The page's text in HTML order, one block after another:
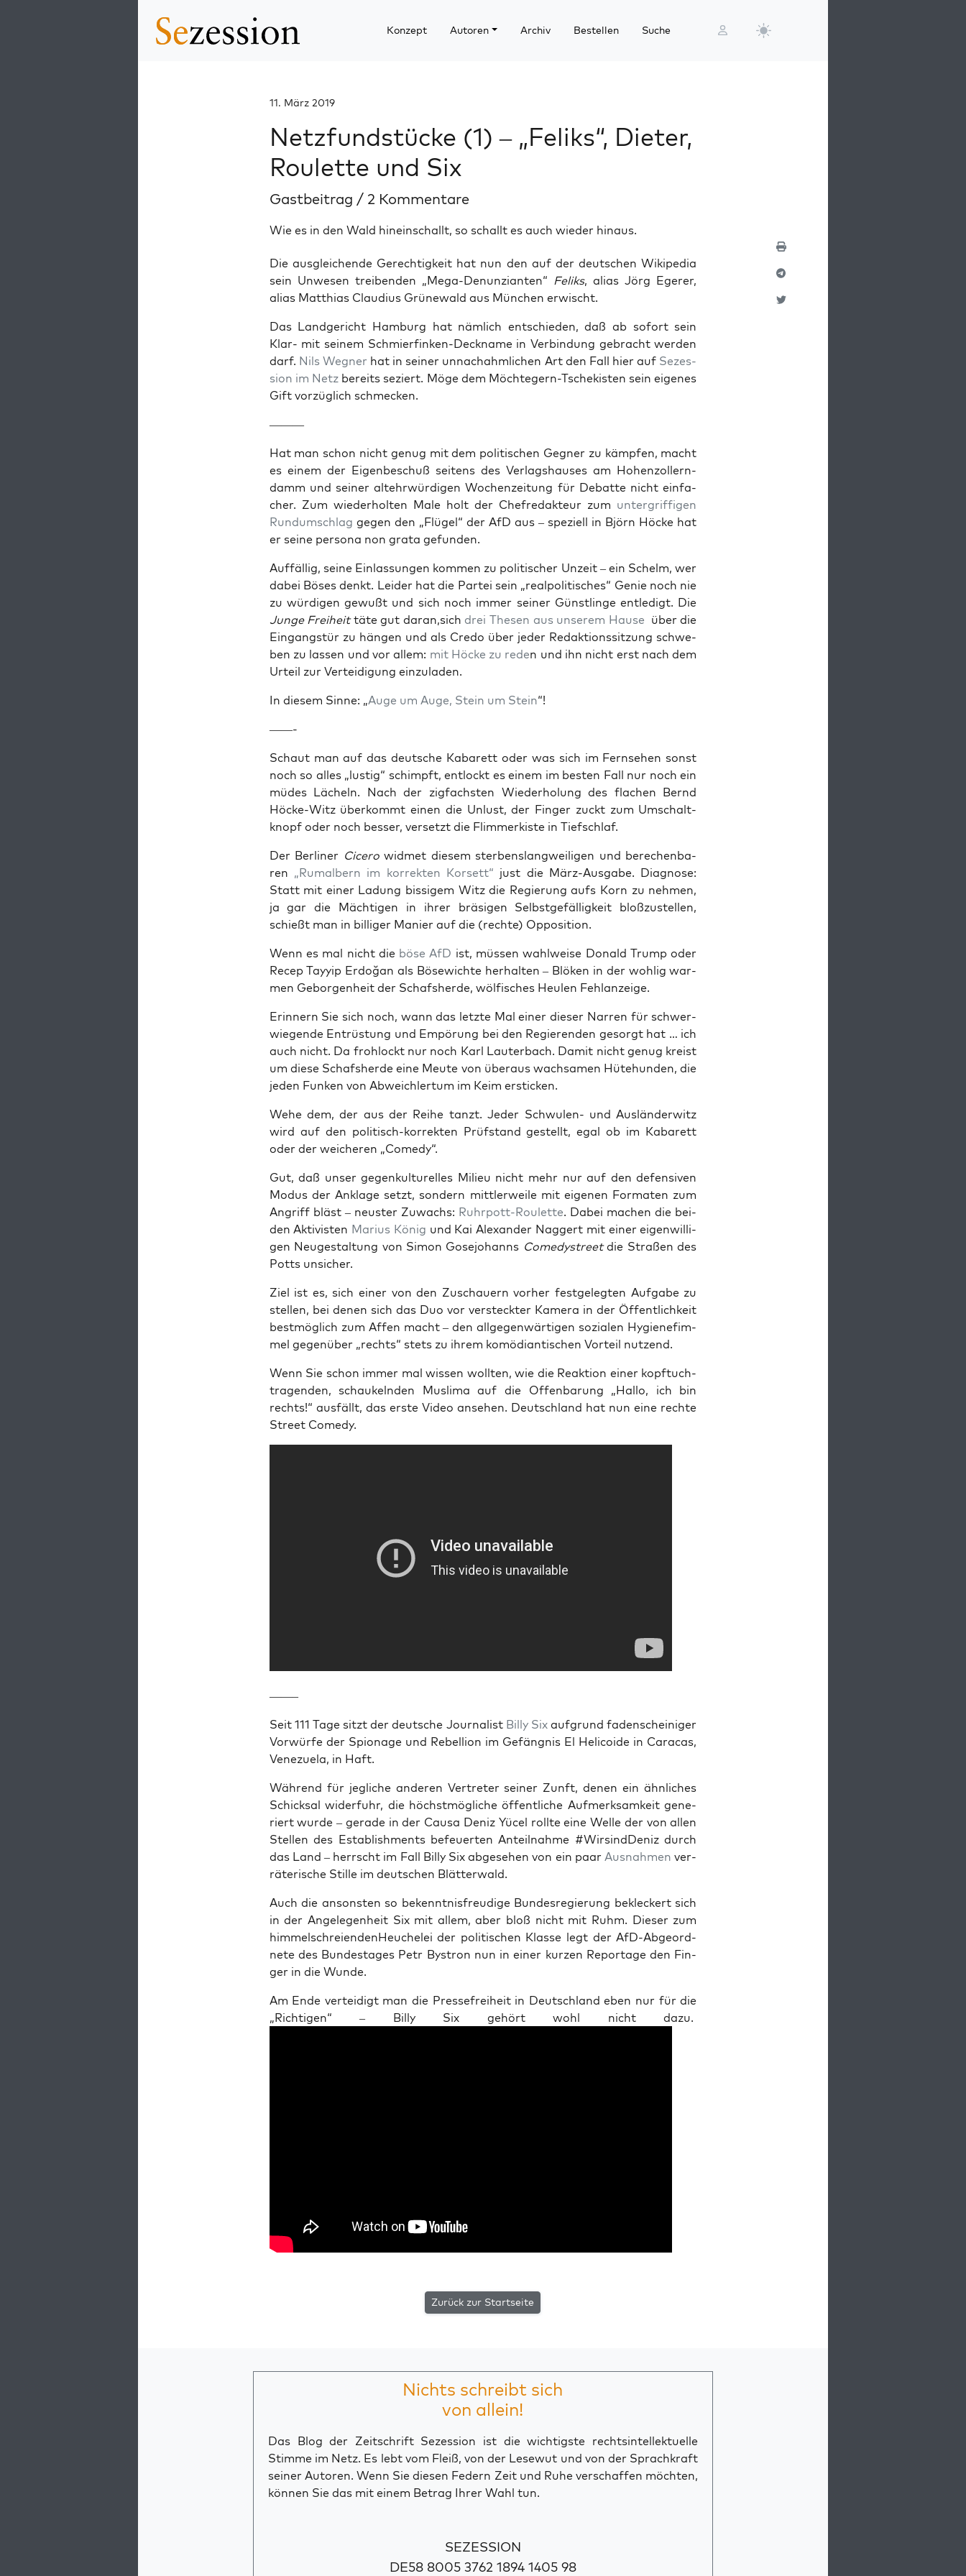
Konzept Autoren Archiv Bestellen Suche
11. März 2019
Netzfundstücke (1) – „Feliks“, Dieter,
Roulette und Six
Gastbeitrag / 2 Kommentare
Wie es in den Wald hineinschallt, so schallt es auch wieder hinaus.
Die aus­glei­chen­de Gerech­tig­keit hat nun den auf der deut­schen Wiki­pe­dia
sein Unwe­sen trei­ben­den „Mega-Denun­zi­an­ten“ Feliks, ali­as Jörg Ege­rer,
ali­as Mat­thi­as Clau­di­us Grü­ne­wald aus Mün­chen erwischt.
Das Land­ge­richt Ham­burg hat näm­lich ent­schie­den, daß ab sofort sein
Klar- mit sei­nem Schmier­fin­ken-Deck­na­me in Ver­bin­dung gebracht wer­den
darf. Nils Weg­ner hat in sei­ner unnach­ahm­li­chen Art den Fall hier auf Sezes­
si­on im Netz bereits seziert. Möge dem Möch­te­gern-Tsche­kis­ten sein eige­nes
Gift vor­züg­lich schmecken.
———
Hat man schon nicht genug mit dem poli­ti­schen Geg­ner zu kämp­fen, macht
es einem der Eigen­be­schuß sei­tens des Ver­lags­hau­ses am Hohen­zol­lern­
damm und sei­ner alt­ehr­wür­di­gen Wochen­zei­tung für Debat­te nicht ein­fa­
cher. Zum wie­der­hol­ten Male holt der Chef­re­dak­teur zum unter­grif­fi­gen
Rund­um­schlag gegen den „Flü­gel“ der AfD aus – spe­zi­ell in Björn Höcke hat
er sei­ne per­so­na non gra­ta gefunden.
Auf­fäl­lig, sei­ne Ein­las­sun­gen kom­men zu poli­ti­scher Unzeit – ein Schelm, wer
dabei Böses denkt. Lei­der hat die Par­tei sein „real­po­li­ti­sches“ Genie noch nie
zu wür­di­gen gewußt und sich noch immer sei­ner Günst­lin­ge ent­le­digt. Die
Jun­ge Frei­heittäte gut daran,sich drei The­sen aus unse­rem Hau­se über die
Ein­gangs­tür zu hän­gen und als Cre­do über jeder Redak­ti­ons­sit­zung schwe­
ben zu las­sen und vor allem: mit Höcke zu reden und ihn nicht erst nach dem
Urteil zur Ver­tei­di­gung einzuladen.
In die­sem Sin­ne: „Auge um Auge, Stein um Stein“!
——-
Schaut man auf das deut­sche Kaba­rett oder was sich im Fern­se­hen sonst
noch so alles „lus­tig“ schimpft, ent­lockt es einem im bes­ten Fall nur noch ein
müdes Lächeln. Nach der zig­fachs­ten Wie­der­ho­lung des fla­chen Bernd
Höcke-Witz über­kommt einen die Unlust, der Fin­ger zuckt zum Umschalt­
knopf oder noch bes­ser, ver­setzt die Flim­mer­kis­te in Tiefschlaf.
Der Ber­li­ner Cice­rowid­met die­sem ster­bens­lang­wei­li­gen und bere­chen­ba­
ren „Rum­al­bern im kor­rek­ten Kor­sett“ just die März-Aus­ga­be. Dia­gno­se:
Statt mit einer Ladung bis­si­gem Witz die Regie­rung aufs Korn zu neh­men,
ja gar die Mäch­ti­gen in ihrer brä­si­gen Selbst­ge­fäl­lig­keit bloß­zu­stel­len,
schießt man in bil­li­ger Manier auf die (rech­te) Opposition.
Wenn es mal nicht die böse AfD ist, müs­sen wahl­wei­se Donald Trump oder
Recep Tayyip Erdoğan als Böse­wich­te her­hal­ten – Blö­ken in der woh­lig war­
men Gebor­gen­heit der Schafs­her­de, wöl­fi­sches Heu­len Fehlanzeige.
Erin­nern Sie sich noch, wann das letz­te Mal einer die­ser Nar­ren für schwer­
wie­gen­de Ent­rüs­tung und Empö­rung bei den Regie­ren­den gesorgt hat … ich
auch nicht. Da froh­lockt nur noch Karl Lau­ter­bach. Damit nicht genug kreist
um die­se Schafs­her­de eine Meu­te von über­aus wach­sa­men Hüte­hun­den, die
jeden Fun­ken von Abweich­ler­tum im Keim ersticken.
Wehe dem, der aus der Rei­he tanzt. Jeder Schwu­len- und Aus­län­der­witz
wird auf den poli­tisch-kor­rek­ten Prüf­stand gestellt, egal ob im Kaba­rett
oder der wei­che­ren „Come­dy“.
Gut, daß unser gegen­kul­tu­rel­les Milieu nicht mehr nur auf den defen­si­ven
Modus der Ankla­ge setzt, son­dern mitt­ler­wei­le mit eige­nen For­ma­ten zum
Angriff bläst – neus­ter Zuwachs: Ruhr­pott-Rou­lette. Dabei machen die bei­
den Akti­vis­ten Mari­us König und Kai Alex­an­der Nag­gert mit einer eigen­wil­li­
gen Neu­ge­stal­tung von Simon Gose­jo­hanns Come­dy­streetdie Stra­ßen des
Potts unsicher.
Ziel ist es, sich einer von den Zuschau­ern vor­her fest­ge­leg­ten Auf­ga­be zu
stel­len, bei denen sich das Duo vor ver­steck­ter Kame­ra in der Öffent­lich­keit
best­mög­lich zum Affen macht – den all­ge­gen­wär­ti­gen sozia­len Hygie­ne­fim­
mel gegen­über „rechts“ stets zu ihrem komö­di­an­ti­schen Vor­teil nutzend.
Wenn Sie schon immer mal wis­sen woll­ten, wie die Reak­ti­on einer kopf­tuch­
tra­gen­den, schau­keln­den Mus­li­ma auf die Offen­ba­rung „Hal­lo, ich bin
rechts!“ aus­fällt, das ers­te Video anse­hen. Deutsch­land hat nun eine rech­te
Street Comedy.
——–
Seit 111 Tage sitzt der deut­sche Jour­na­list Bil­ly Sixauf­grund faden­schei­ni­ger
Vor­wür­fe der Spio­na­ge und Rebel­li­on im Gefäng­nis El Heli­co­ide in Cara­cas,
Vene­zue­la, in Haft.
Wäh­rend für jeg­li­che ande­ren Ver­tre­ter sei­ner Zunft, denen ein ähn­li­ches
Schick­sal wider­fuhr, die höchst­mög­li­che öffent­li­che Auf­merk­sam­keit gene­
riert wur­de – gera­de in der Cau­sa Deniz Yücel roll­te eine Wel­le der von allen
Stel­len des Estab­lish­ments befeu­er­ten Anteil­nah­me #Wir­s­ind­De­niz durch
das Land – herrscht im Fall Bil­ly Six abge­se­hen von ein paarAus­nah­menver­
rä­te­ri­sche Stil­le im deut­schen Blätterwald.
Auch die ansons­ten so bekennt­nis­freu­di­ge Bun­des­re­gie­rung bekle­ckert sich
in der Ange­le­gen­heit Six mit allem, aber bloß nicht mit Ruhm. Die­ser zum
him­mel­schrei­en­den­Heu­che­lei der poli­ti­schen Klas­se legt der AfD-Abge­ord­
ne­te des Bun­des­ta­ges Petr Bystron nun in einer kur­zen Repor­ta­ge den Fin­
ger in die Wunde.
Am Ende ver­tei­digt man die Pres­se­frei­heit in Deutsch­land eben nur für die
„Rich­ti­gen“ – Bil­ly Six gehört wohl nicht dazu.
Zurück zur Startseite
Nichts schreibt sich
von allein!
Das Blog der Zeitschrift Sezession ist die wichtigste rechtsintellektuelle
Stimme im Netz. Es lebt vom Fleiß, von der Lesewut und von der Sprachkraft
seiner Autoren. Wenn Sie diesen Federn Zeit und Ruhe verschaffen möchten,
können Sie das mit einem Betrag Ihrer Wahl tun.
SEZESSION
DE58 8005 3762 1894 1405 98